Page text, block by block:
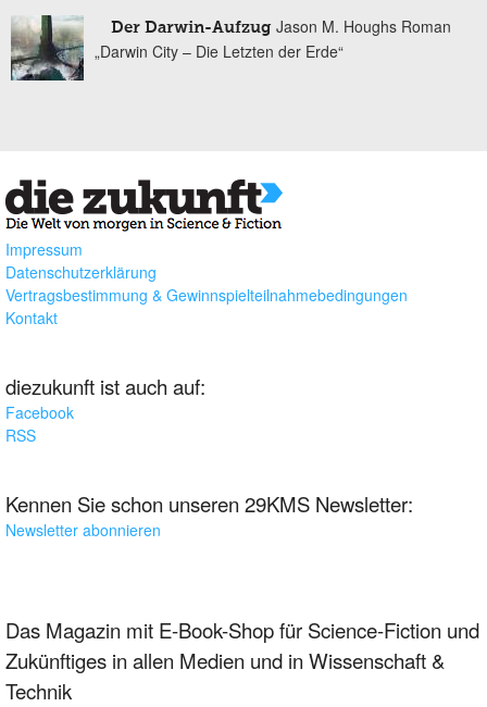
Der Darwin-Aufzug Jason M. Houghs Roman
„Darwin City – Die Letzten der Erde“
Impressum
Datenschutzerklärung
Vertragsbestimmung & Gewinnspielteilnahmebedingungen
Kontakt
diezukunft ist auch auf:
Facebook
RSS
Kennen Sie schon unseren 29KMS Newsletter:
Newsletter abonnieren
Das Magazin mit E-Book-Shop für Science-Fiction und
Zukünftiges in allen Medien und in Wissenschaft &
Technik